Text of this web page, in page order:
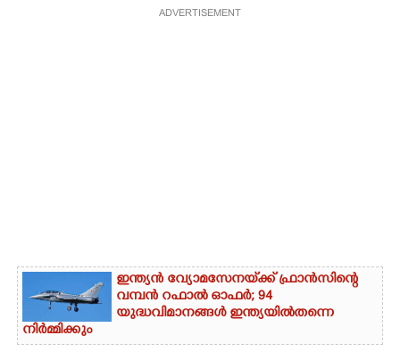
ADVERTISEMENT
ഇന്ത്യൻ വ്യോമസേനയ്‌ക്ക് ഫ്രാൻസിന്റെ
വമ്പൻ റഫാൽ ഓഫർ; 94
യുദ്ധവിമാനങ്ങൾ ഇന്ത്യയിൽതന്നെ
നിർ‌മ്മിക്കും